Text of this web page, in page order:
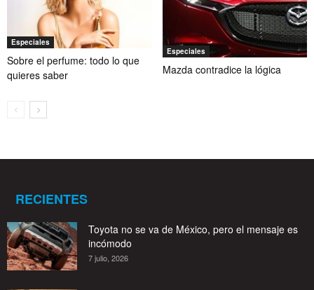
Especiales
Sobre el perfume: todo lo que
quieres saber
Especiales
Mazda contradice la lógica
RECIENTES
Toyota no se va de México, pero el mensaje es
incómodo
7 julio, 2026